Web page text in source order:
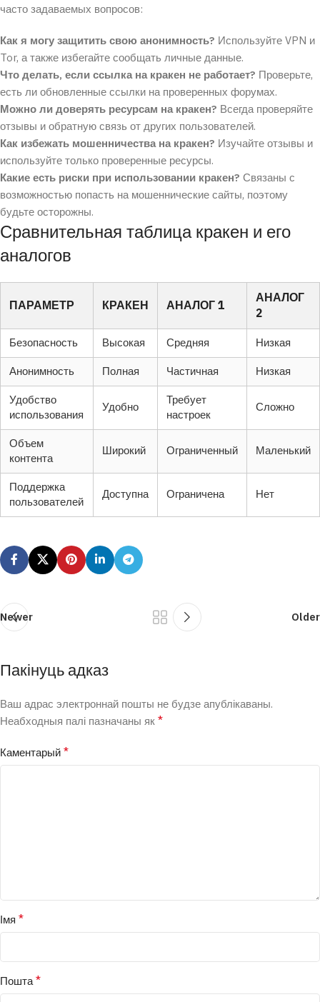
часто задаваемых вопросов:
Как я могу защитить свою анонимность? Используйте VPN и
Tor, а также избегайте сообщать личные данные.
Что делать, если ссылка на кракен не работает? Проверьте,
есть ли обновленные ссылки на проверенных форумах.
Можно ли доверять ресурсам на кракен? Всегда проверяйте
отзывы и обратную связь от других пользователей.
Как избежать мошенничества на кракен? Изучайте отзывы и
используйте только проверенные ресурсы.
Какие есть риски при использовании кракен? Связаны с
возможностью попасть на мошеннические сайты, поэтому
будьте осторожны.
Сравнительная таблица кракен и его
аналогов
ПАРАМЕТР КРАКЕН АНАЛОГ 1
АНАЛОГ
2
Безопасность Высокая Средняя
Низкая
Анонимность
Полная Частичная
Низкая
Удобство
использования
Удобно
Требует
настроек
Сложно
Объем
контента
Широкий Ограниченный Маленький
Поддержка
пользователей
Доступна Ограничена Нет
Newer Older
Пакінуць адказ
Ваш адрас электроннай пошты не будзе апублікаваны.
Неабходныя палі пазначаны як*
Каментарый*
Імя *
Пошта*